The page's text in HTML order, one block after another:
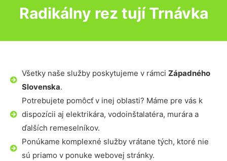
Radikálny rez tují Trnávka
Všetky naše služby poskytujeme v rámci Západného
Slovenska.
Potrebujete pomôcť v inej oblasti? Máme pre vás k
dispozícii aj elektrikára, vodoinštalatéra, murára a
ďalších remeselníkov.
Ponúkame komplexné služby vrátane tých, ktoré nie
sú priamo v ponuke webovej stránky.